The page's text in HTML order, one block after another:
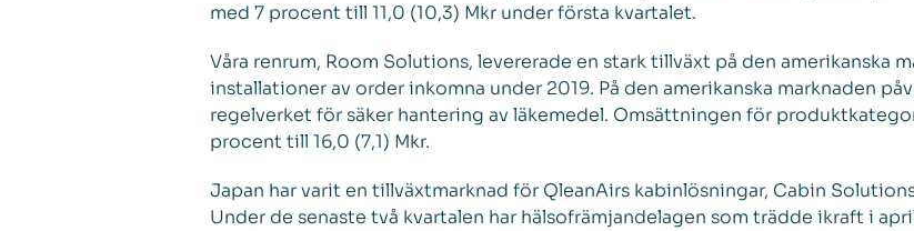
med 7 procent till 11,0 (10,3) Mkr under första kvartalet.
Våra renrum, Room Solutions, levererade en stark tillväxt på den amerikanska
installationer av order inkomna under 2019. På den amerikanska marknaden
regelverket för säker hantering av läkemedel. Omsättningen för
procent till 16,0 (7,1) Mkr.
Japan har varit en tillväxtmarknad för QleanAirs kabinlösningar, Cabin
Under de senaste två kvartalen har hälsofrämjandelagen som trädde ikraft i